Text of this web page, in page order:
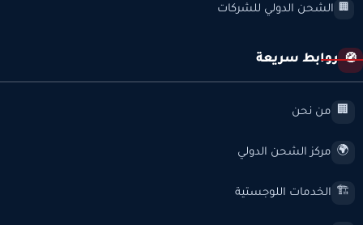
🏢 الشحن الدولي للشركات
🧭 روابط سريعة
🏢 من نحن
🌍 مركز الشحن الدولي
🏗️ الخدمات اللوجستية